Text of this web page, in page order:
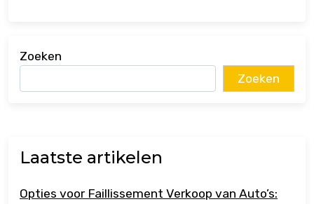
Zoeken
Zoeken
Laatste artikelen
Opties voor Faillissement Verkoop van Auto’s: